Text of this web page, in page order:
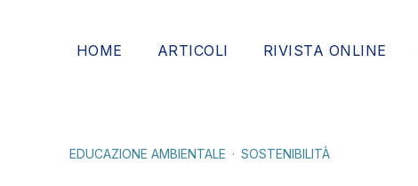
HOME ARTICOLI RIVISTA ONLINE
EDUCAZIONE AMBIENTALE SOSTENIBILITÀ